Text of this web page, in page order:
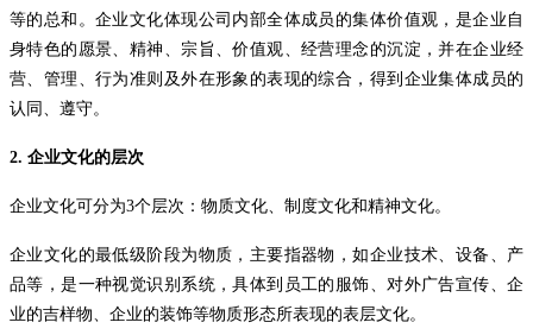
等的总和。企业文化体现公司内部全体成员的集体价值观，是企业自
身特色的愿景、精神、宗旨、价值观、经营理念的沉淀，并在企业经
营、管理、行为准则及外在形象的表现的综合，得到企业集体成员的
认同、遵守。
2. 企业文化的层次
企业文化可分为3个层次：物质文化、制度文化和精神文化。
企业文化的最低级阶段为物质，主要指器物，如企业技术、设备、产
品等，是一种视觉识别系统，具体到员工的服饰、对外广告宣传、企
业的吉样物、企业的装饰等物质形态所表现的表层文化。